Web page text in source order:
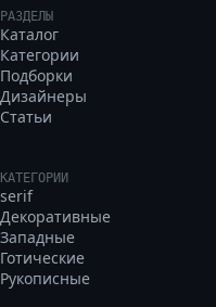
РАЗДЕЛЫ
Каталог
Категории
Подборки
Дизайнеры
Статьи
КАТЕГОРИИ
serif
Декоративные
Западные
Готические
Рукописные